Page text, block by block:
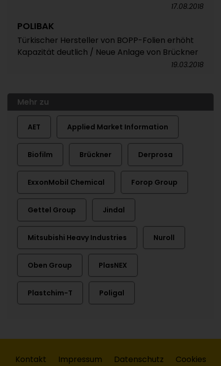
17.08.2018
POLIBAK
Türkischer Hersteller von BOPP-Folien erhöht
Kapazität deutlich / Neue Anlage von Brückner
19.03.2018
Mehr zu
AET Applied Market Information
Biofilm Brückner Derprosa
ExxonMobil Chemical Forop Group
Gettel Group Jindal
Mitsubishi Heavy Industries Nuroll
Oben Group PlasNEX
Plastchim-T Poligal
Kontakt Impressum Datenschutz Cookies